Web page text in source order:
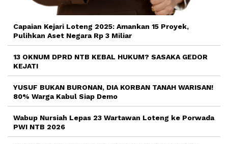
Capaian Kejari Loteng 2025: Amankan 15 Proyek,
Pulihkan Aset Negara Rp 3 Miliar
13 OKNUM DPRD NTB KEBAL HUKUM? SASAKA GEDOR
KEJATI
YUSUF BUKAN BURONAN, DIA KORBAN TANAH WARISAN!
80% Warga Kabul Siap Demo
Wabup Nursiah Lepas 23 Wartawan Loteng ke Porwada
PWI NTB 2026